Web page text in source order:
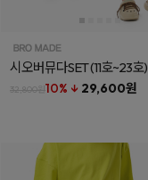
시오버뮤다SET(11호~23호)
32,800원10% ↓ 29,600원